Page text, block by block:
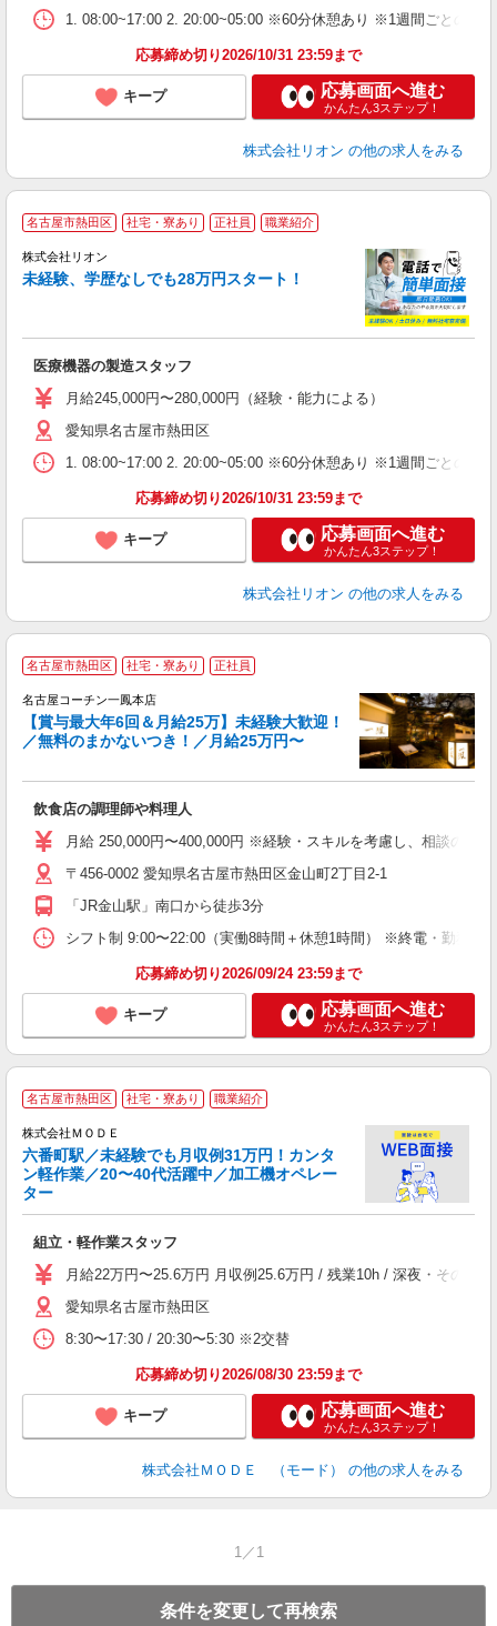
1. 08:00~17:00 2. 20:00~05:00 ※60分休憩あり ※1週間ごとの2交
応募締め切り2026/10/31 23:59まで
キープ 応募画面へ進む
かんたん3ステップ！
株式会社リオン の他の求人をみる
名古屋市熱田区 社宅・寮あり 正社員 職業紹介
株式会社リオン
未経験、学歴なしでも28万円スタート！
医療機器の製造スタッフ
月給245,000円〜280,000円（経験・能力による）
愛知県名古屋市熱田区
1. 08:00~17:00 2. 20:00~05:00 ※60分休憩あり ※1週間ごとの2交
応募締め切り2026/10/31 23:59まで
キープ 応募画面へ進む
かんたん3ステップ！
株式会社リオン の他の求人をみる
名古屋市熱田区 社宅・寮あり 正社員
名古屋コーチン一鳳本店
【賞与最大年6回＆月給25万】未経験大歓迎！
／無料のまかないつき！／月給25万円〜
飲食店の調理師や料理人
月給 250,000円〜400,000円 ※経験・スキルを考慮し、相談の上
〒456-0002 愛知県名古屋市熱田区金山町2丁目2-1
「JR金山駅」南口から徒歩3分
シフト制 9:00〜22:00（実働8時間＋休憩1時間） ※終電・勤務時
応募締め切り2026/09/24 23:59まで
キープ 応募画面へ進む
かんたん3ステップ！
名古屋市熱田区 社宅・寮あり 職業紹介
株式会社ＭＯＤＥ
六番町駅／未経験でも月収例31万円！カンタ
ン軽作業／20〜40代活躍中／加工機オペレー
ター
組立・軽作業スタッフ
月給22万円〜25.6万円 月収例25.6万円 / 残業10h / 深夜・その
愛知県名古屋市熱田区
8:30〜17:30 / 20:30〜5:30 ※2交替
応募締め切り2026/08/30 23:59まで
キープ 応募画面へ進む
かんたん3ステップ！
株式会社ＭＯＤＥ （モード） の他の求人をみる
1／1
条件を変更して再検索